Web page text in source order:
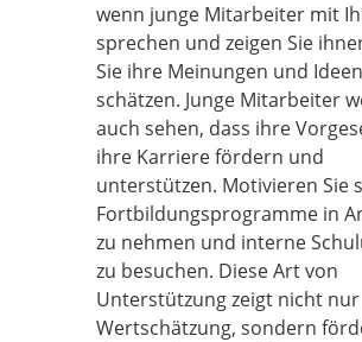
wenn junge Mitarbeiter mit
sprechen und zeigen Sie
Sie ihre Meinungen und Ideen
schätzen. Junge Mitarbeiter
auch sehen, dass ihre
ihre Karriere fördern und
unterstützen. Motivieren Sie
Fortbildungsprogramme in
zu nehmen und interne
zu besuchen. Diese Art von
Unterstützung zeigt nicht nur
Wertschätzung, sondern